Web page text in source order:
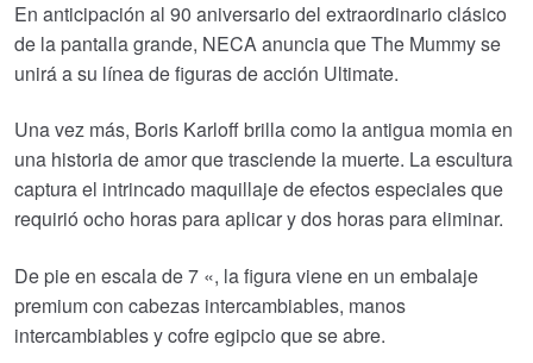
original
era:
actual
es:
En anticipación al 90 aniversario del extraordinario clásico
de la pantalla grande, NECA anuncia que The Mummy se
unirá a su línea de figuras de acción Ultimate.
Una vez más, Boris Karloff brilla como la antigua momia en
una historia de amor que trasciende la muerte. La escultura
captura el intrincado maquillaje de efectos especiales que
requirió ocho horas para aplicar y dos horas para eliminar.
De pie en escala de 7 «, la figura viene en un embalaje
premium con cabezas intercambiables, manos
intercambiables y cofre egipcio que se abre.